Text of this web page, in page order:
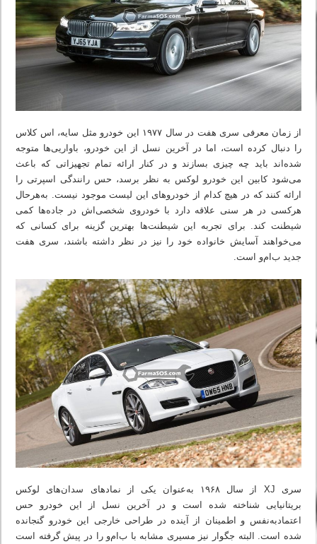
از زمان معرفی سری هفت در سال ۱۹۷۷ این خودرو مثل سایه، اس کلاس
را دنبال کرده است، اما در آخرین نسل از این خودرو، باواریی‌ها متوجه
شده‌اند باید چه چیزی بسازند و در کنار ارائه تمام تجهیزاتی که باعث
می‌شود کابین این خودرو لوکس به نظر برسد، حس رانندگی اسپرتی را
ارائه کنند که در هیچ کدام از خودروهای این لیست موجود نیست. به‌هرحال
هرکسی در هر سنی علاقه دارد با خودروی شخصی‌اش در جاده‌ها کمی
شیطنت کند. برای تجربه این شیطنت‌ها بهترین گزینه برای کسانی که
می‌خواهند آسایش خانواده خود را نیز در نظر داشته باشند، سری هفت
جدید ب‌ام‌و است.
سری XJ از سال ۱۹۶۸ به‌عنوان یکی از نمادهای سدان‌های لوکس
بریتانیایی شناخته شده است و در آخرین نسل از این خودرو حس
اعتمادبه‌نفس و اطمینان از آینده در طراحی خارجی این خودرو گنجانده
شده است. البته جگوار نیز مسیری مشابه با ب‌ام‌و را در پیش گرفته است